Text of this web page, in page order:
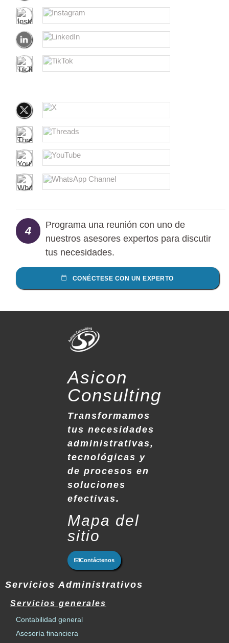
4
Programa una reunión con uno de
nuestros asesores expertos para discutir
tus necesidades.
CONÉCTESE CON UN EXPERTO
Asicon
Consulting
Transformamos
tus necesidades
administrativas,
tecnológicas y
de procesos en
soluciones
efectivas.
Mapa del
sitio
Contáctenos
Servicios Administrativos
Servicios generales
Contabilidad general
Asesoría financiera